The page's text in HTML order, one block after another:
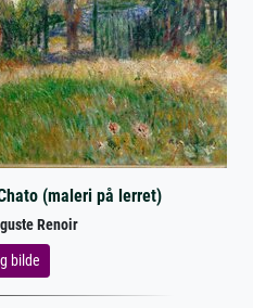
(maleri på lerret)
Renoir
bilde